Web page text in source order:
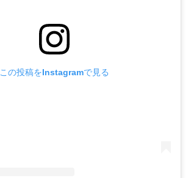
この投稿をInstagramで見る